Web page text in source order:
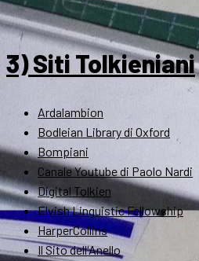
3) Siti Tolkieniani
Ardalambion
Bodleian Library di Oxford
Bompiani
Canale Youtube di Paolo Nardi
Digital Tolkien
Elvish Linguistic Fellowship
HarperCollins
Il Sito dell'Anello